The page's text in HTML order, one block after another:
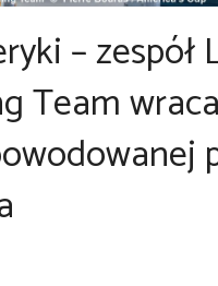
– zespół
Team